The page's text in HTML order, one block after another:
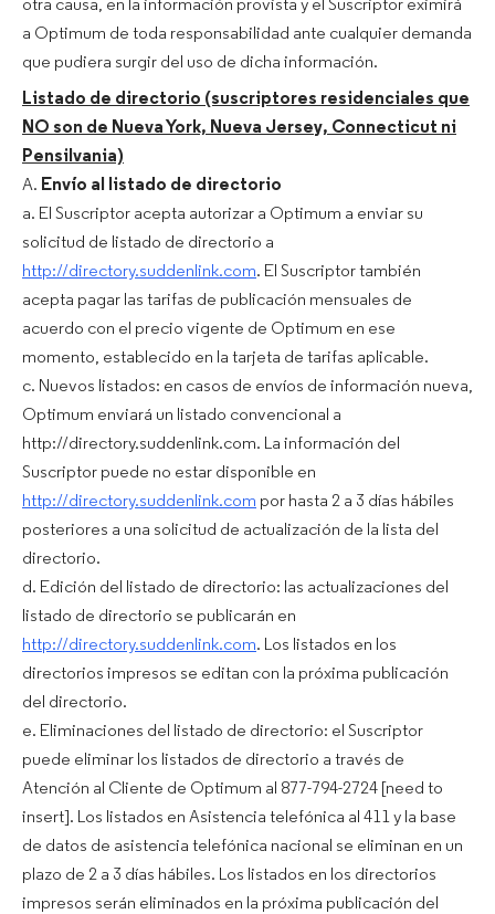
otra causa, en la información provista y el Suscriptor eximirá
a Optimum de toda responsabilidad ante cualquier demanda
que pudiera surgir del uso de dicha información.
Listado de directorio (suscriptores residenciales que
NO son de Nueva York, Nueva Jersey, Connecticut ni
Pensilvania)
A. Envío al listado de directorio
a. El Suscriptor acepta autorizar a Optimum a enviar su
solicitud de listado de directorio a
http://directory.suddenlink.com. El Suscriptor también
acepta pagar las tarifas de publicación mensuales de
acuerdo con el precio vigente de Optimum en ese
momento, establecido en la tarjeta de tarifas aplicable.
c. Nuevos listados: en casos de envíos de información nueva,
Optimum enviará un listado convencional a
http://directory.suddenlink.com. La información del
Suscriptor puede no estar disponible en
http://directory.suddenlink.com por hasta 2 a 3 días hábiles
posteriores a una solicitud de actualización de la lista del
directorio.
d. Edición del listado de directorio: las actualizaciones del
listado de directorio se publicarán en
http://directory.suddenlink.com. Los listados en los
directorios impresos se editan con la próxima publicación
del directorio.
e. Eliminaciones del listado de directorio: el Suscriptor
puede eliminar los listados de directorio a través de
Atención al Cliente de Optimum al 877-794-2724 [need to
insert]. Los listados en Asistencia telefónica al 411 y la base
de datos de asistencia telefónica nacional se eliminan en un
plazo de 2 a 3 días hábiles. Los listados en los directorios
impresos serán eliminados en la próxima publicación del